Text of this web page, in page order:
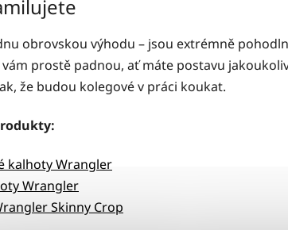
obrovskou výhodu – jsou extrémně
prostě padnou, ať máte postavu
že budou kolegové v práci koukat.
kalhoty Wrangler
Wrangler
Skinny Crop